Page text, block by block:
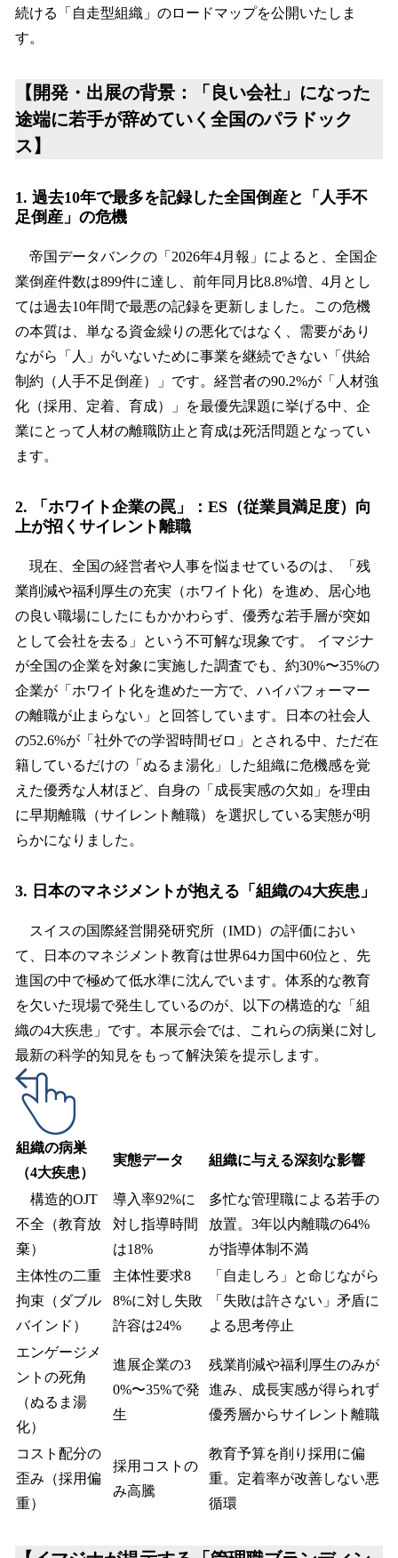
続ける「自走型組織」のロードマップを公開いたしま
す。
【開発・出展の背景：「良い会社」になった
途端に若手が辞めていく全国のパラドック
ス】
1. 過去10年で最多を記録した全国倒産と「人手不
足倒産」の危機
帝国データバンクの「2026年4月報」によると、全国企
業倒産件数は899件に達し、前年同月比8.8%増、4月とし
ては過去10年間で最悪の記録を更新しました。この危機
の本質は、単なる資金繰りの悪化ではなく、需要があり
ながら「人」がいないために事業を継続できない「供給
制約（人手不足倒産）」です。経営者の90.2%が「人材強
化（採用、定着、育成）」を最優先課題に挙げる中、企
業にとって人材の離職防止と育成は死活問題となってい
ます。
2. 「ホワイト企業の罠」：ES（従業員満足度）向
上が招くサイレント離職
現在、全国の経営者や人事を悩ませているのは、「残
業削減や福利厚生の充実（ホワイト化）を進め、居心地
の良い職場にしたにもかかわらず、優秀な若手層が突如
として会社を去る」という不可解な現象です。 イマジナ
が全国の企業を対象に実施した調査でも、約30%〜35%の
企業が「ホワイト化を進めた一方で、ハイパフォーマー
の離職が止まらない」と回答しています。日本の社会人
の52.6%が「社外での学習時間ゼロ」とされる中、ただ在
籍しているだけの「ぬるま湯化」した組織に危機感を覚
えた優秀な人材ほど、自身の「成長実感の欠如」を理由
に早期離職（サイレント離職）を選択している実態が明
らかになりました。
3. 日本のマネジメントが抱える「組織の4大疾患」
スイスの国際経営開発研究所（IMD）の評価におい
て、日本のマネジメント教育は世界64カ国中60位と、先
進国の中で極めて低水準に沈んでいます。体系的な教育
を欠いた現場で発生しているのが、以下の構造的な「組
織の4大疾患」です。本展示会では、これらの病巣に対し
最新の科学的知見をもって解決策を提示します。
組織の病巣
（4大疾患）
実態データ 組織に与える深刻な影響
構造的OJT
不全（教育放
棄）
導入率92%に
対し指導時間
は18%
多忙な管理職による若手の
放置。3年以内離職の64%
が指導体制不満
主体性の二重
拘束（ダブル
バインド）
主体性要求8
8%に対し失敗
許容は24%
「自走しろ」と命じながら
「失敗は許さない」矛盾に
よる思考停止
エンゲージメ
ントの死角
（ぬるま湯
化）
進展企業の3
0%〜35%で発
生
残業削減や福利厚生のみが
進み、成長実感が得られず
優秀層からサイレント離職
コスト配分の
歪み（採用偏
重）
採用コストの
み高騰
教育予算を削り採用に偏
重。定着率が改善しない悪
循環